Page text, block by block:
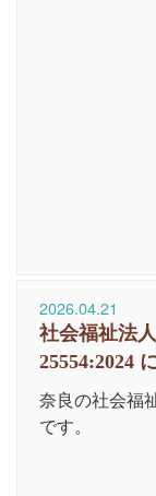
2026.04.21
社会福祉法
25554:2024
奈良の社会福
です。